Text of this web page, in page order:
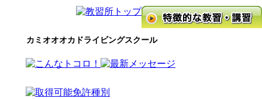
カミオオオカドライビングスクール